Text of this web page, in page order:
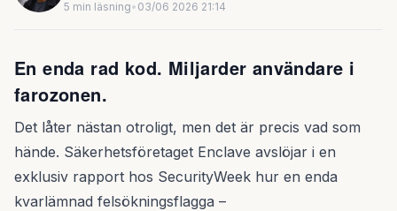
5 min läsning• 03/06 2026 21:14
En enda rad kod. Miljarder användare i
farozonen.
Det låter nästan otroligt, men det är precis vad som
hände. Säkerhetsföretaget Enclave avslöjar i en
exklusiv rapport hos SecurityWeek hur en enda
kvarlämnad felsökningsflagga –